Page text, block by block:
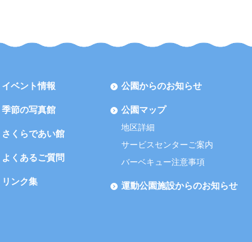
イベント情報
季節の写真館
さくらであい館
よくあるご質問
リンク集
公園からのお知らせ
公園マップ
地区詳細
サービスセンターご案内
バーベキュー注意事項
運動公園施設からのお知らせ